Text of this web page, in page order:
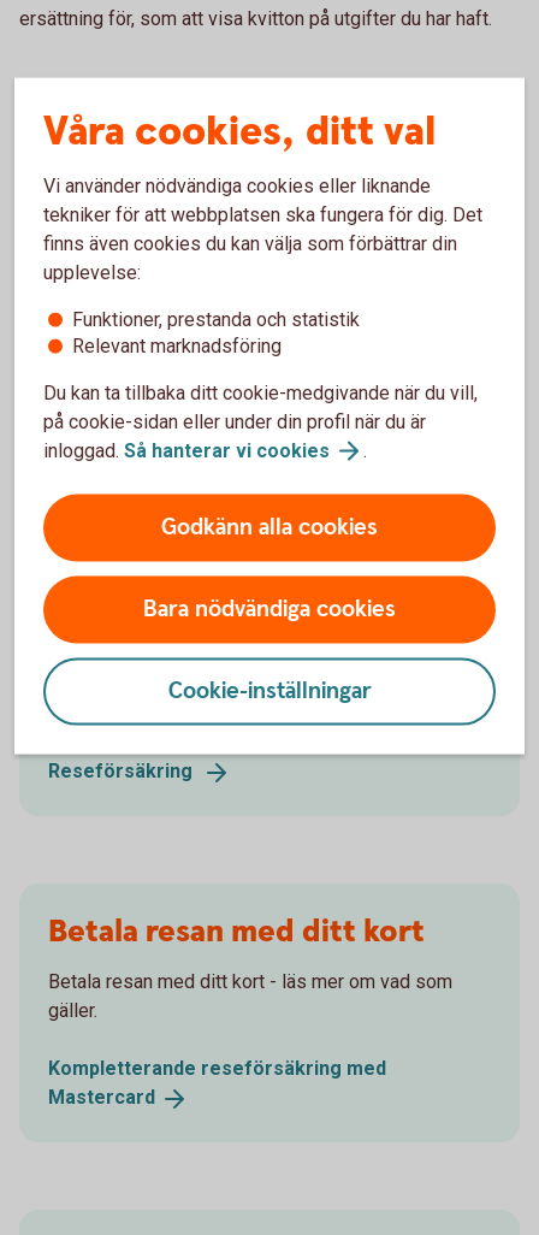
ersättning för, som att visa kvitton på utgifter du har haft.
Så här gör du vid inställt eller försenat flyg
För att kunna få ersättning måste felet ligga hos
strejk eller andra oförutsedda händelser. Samma
tillvägagångssätt gäller som vid försenat bagage. Har du
tagit en kompletterande försäkring med ditt kort kan du
även ansöka om ersättning under
personförsäkring/ankomstförsäkring. Se villkor för
respektive bankkorts kompletterande villkor.
Ett sista råd inför resan är att alltid packa det mest
nödvändiga i handbagaget så du klarar dig om du skulle stå
utan ditt incheckade bagage. En tandborste kan vara guld
gå tomt i flera varv.
Reseförsäkring
Extra reseskydd med den försäkring Sparbanken
Skåne förmedlar.
Reseförsäkring
Betala resan med ditt kort
Betala resan med ditt kort - läs mer om vad som
gäller.
Kompletterande reseförsäkring med
Mastercard
Våra cookies, ditt val
Vi använder nödvändiga cookies eller liknande
tekniker för att webbplatsen ska fungera för dig. Det
finns även cookies du kan välja som förbättrar din
upplevelse:
Funktioner, prestanda och statistik
Relevant marknadsföring
Du kan ta tillbaka ditt cookie-medgivande när du vill,
på cookie-sidan eller under din profil när du är
inloggad. Så hanterar vi cookies .
Godkänn alla cookies
Bara nödvändiga cookies
Cookie-inställningar